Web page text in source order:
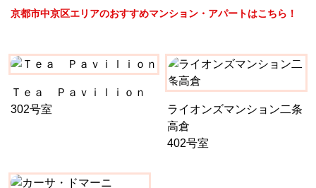
京都市中京区エリアのおすすめマンション・アパートはこちら！
Ｔｅａ Ｐａｖｉｌｉｏｎ
302号室
ライオンズマンション二条
高倉
402号室